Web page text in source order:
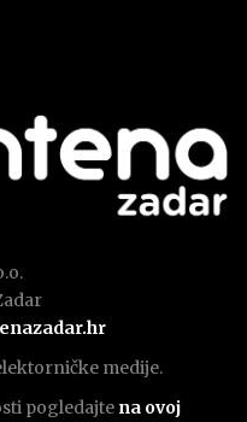
medije.
pogledajte na ovoj